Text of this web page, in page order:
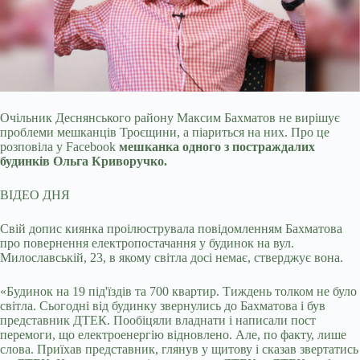
Очільник Деснянського району Максим Бахматов не вирішує
проблеми мешканців Троєщини, а піариться на них. Про це
розповіла у Facebook мешканка одного з постраждалих
будинків Ольга Криворучко.
ВІДЕО ДНЯ
Свій допис киянка проілюструвала повідомленням Бахматова
про повернення електропостачання у будинок на вул.
Милославській, 23, в якому світла досі немає, стверджує вона.
«Будинок на 19 під'їздів та 700 квартир. Тиждень толком не було
світла. Сьогодні від будинку звернулись до Бахматова і був
представник ДТЕК. Пообіцяли владнати і написали пост
перемоги, що електроенергію відновлено. Але, по факту, лише
слова. Приїхав представник, глянув у щитову і сказав звертатись